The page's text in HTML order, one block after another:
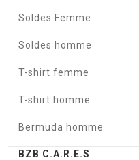
Soldes Femme
Soldes homme
T-shirt femme
T-shirt homme
Bermuda homme
BZB C.A.R.E.S